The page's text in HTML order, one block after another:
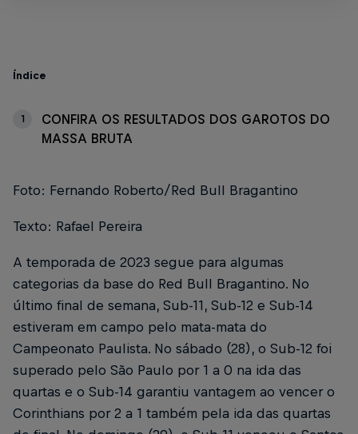
Índice
1
CONFIRA OS RESULTADOS DOS GAROTOS DO
MASSA BRUTA
Foto: Fernando Roberto/Red Bull Bragantino
Texto: Rafael Pereira
A temporada de 2023 segue para algumas
categorias da base do Red Bull Bragantino. No
último final de semana, Sub-11, Sub-12 e Sub-14
estiveram em campo pelo mata-mata do
Campeonato Paulista. No sábado (28), o Sub-12 foi
superado pelo São Paulo por 1 a 0 na ida das
quartas e o Sub-14 garantiu vantagem ao vencer o
Corinthians por 2 a 1 também pela ida das quartas